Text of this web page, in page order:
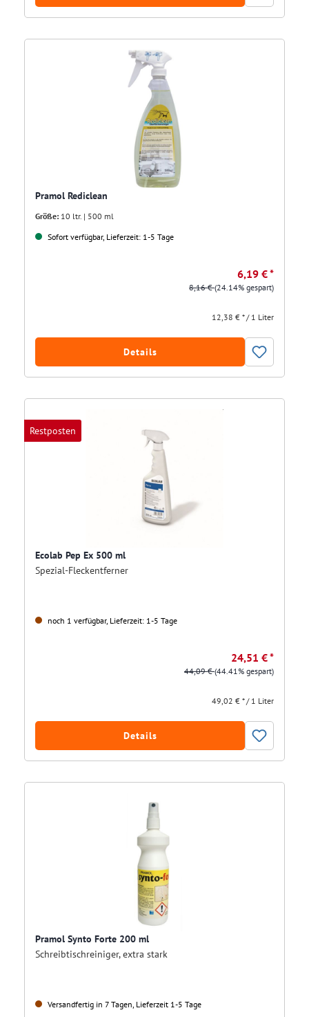
Pramol Rediclean
Größe: 10 ltr. | 500 ml
Sofort verfügbar, Lieferzeit: 1-5 Tage
6,19 € *
8,16 €(24.14% gespart)
12,38 € * / 1 Liter
Details
Restposten
Ecolab Pep Ex 500 ml
Spezial-Fleckentferner
noch 1 verfügbar, Lieferzeit: 1-5 Tage
24,51 € *
44,09 €(44.41% gespart)
49,02 € * / 1 Liter
Details
Pramol Synto Forte 200 ml
Schreibtischreiniger, extra stark
Versandfertig in 7 Tagen, Lieferzeit 1-5 Tage